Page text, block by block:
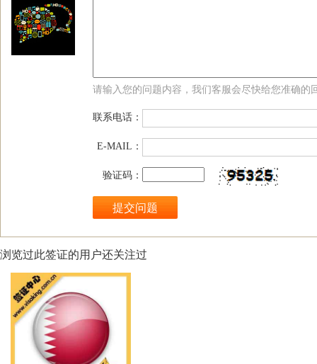
请输入您的问题内容，我们客服会尽快给您准确的
联系电话：
E-MAIL：
验证码：
浏览过此签证的用户还关注过